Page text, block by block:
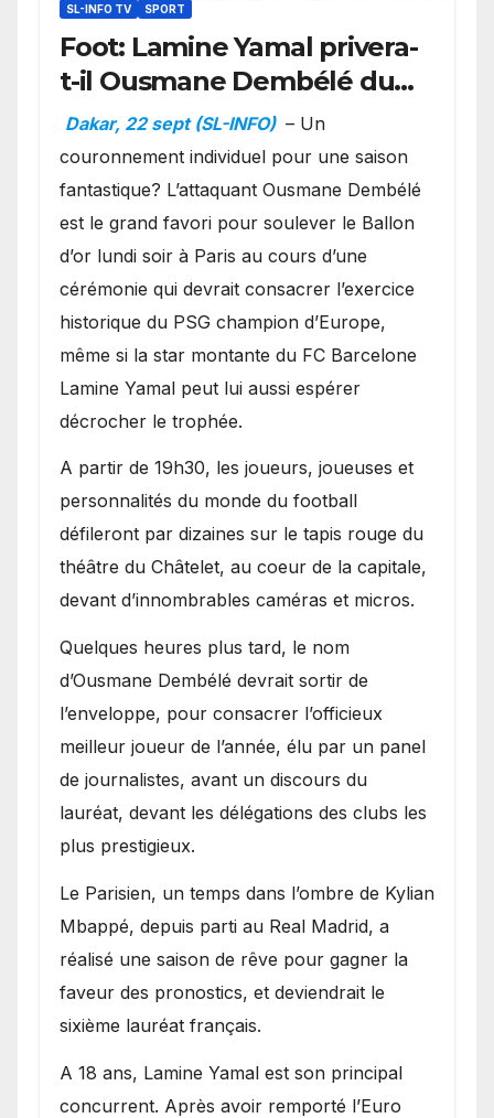
SL-INFO TV SPORT
Foot: Lamine Yamal privera-
t-il Ousmane Dembélé du
Ballon d’or ?
Dakar, 22 sept (SL-INFO) – Un
couronnement individuel pour une saison
fantastique? L’attaquant Ousmane Dembélé
est le grand favori pour soulever le Ballon
d’or lundi soir à Paris au cours d’une
cérémonie qui devrait consacrer l’exercice
historique du PSG champion d’Europe,
même si la star montante du FC Barcelone
Lamine Yamal peut lui aussi espérer
décrocher le trophée.
A partir de 19h30, les joueurs, joueuses et
personnalités du monde du football
défileront par dizaines sur le tapis rouge du
théâtre du Châtelet, au coeur de la capitale,
devant d’innombrables caméras et micros.
Quelques heures plus tard, le nom
d’Ousmane Dembélé devrait sortir de
l’enveloppe, pour consacrer l’officieux
meilleur joueur de l’année, élu par un panel
de journalistes, avant un discours du
lauréat, devant les délégations des clubs les
plus prestigieux.
Le Parisien, un temps dans l’ombre de Kylian
Mbappé, depuis parti au Real Madrid, a
réalisé une saison de rêve pour gagner la
faveur des pronostics, et deviendrait le
sixième lauréat français.
A 18 ans, Lamine Yamal est son principal
concurrent. Après avoir remporté l’Euro